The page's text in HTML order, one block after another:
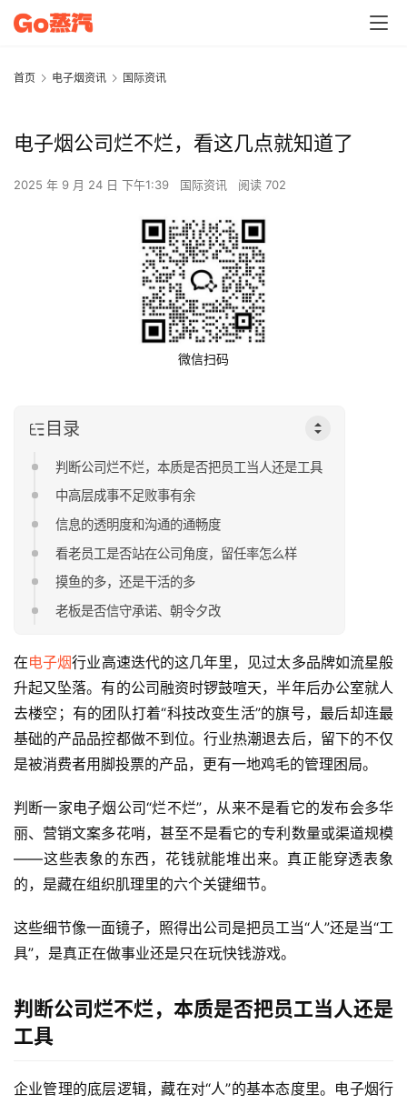
首页 电子烟资讯 国际资讯
电子烟公司烂不烂，看这几点就知道了
2025 年 9 月 24 日 下午1:39 国际资讯 阅读 702
微信扫码
目录
判断公司烂不烂，本质是否把员工当人还是工具
中高层成事不足败事有余
信息的透明度和沟通的通畅度
看老员工是否站在公司角度，留任率怎么样
摸鱼的多，还是干活的多
老板是否信守承诺、朝令夕改
在电子烟行业高速迭代的这几年里，见过太多品牌如流星般
升起又坠落。有的公司融资时锣鼓喧天，半年后办公室就人
去楼空；有的团队打着“科技改变生活”的旗号，最后却连最
基础的产品品控都做不到位。行业热潮退去后，留下的不仅
是被消费者用脚投票的产品，更有一地鸡毛的管理困局。
判断一家电子烟公司“烂不烂”，从来不是看它的发布会多华
丽、营销文案多花哨，甚至不是看它的专利数量或渠道规模
——这些表象的东西，花钱就能堆出来。真正能穿透表象
的，是藏在组织肌理里的六个关键细节。
这些细节像一面镜子，照得出公司是把员工当“人”还是当“工
具”，是真正在做事业还是只在玩快钱游戏。
判断公司烂不烂，本质是否把员工当人还是
工具
企业管理的底层逻辑，藏在对“人”的基本态度里。电子烟行